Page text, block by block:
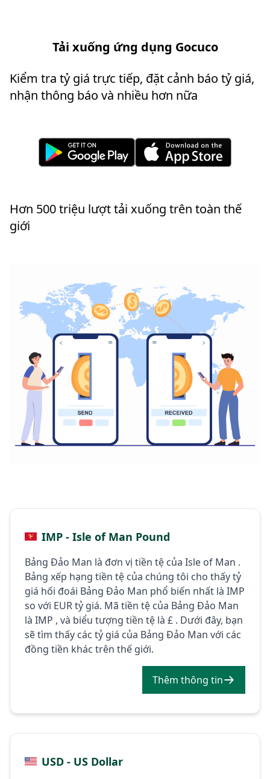
Tải xuống ứng dụng Gocuco
Kiểm tra tỷ giá trực tiếp, đặt cảnh báo tỷ giá,
nhận thông báo và nhiều hơn nữa
Hơn 500 triệu lượt tải xuống trên toàn thế
giới
IMP - Isle of Man Pound
Bảng Đảo Man là đơn vị tiền tệ của Isle of Man .
Bảng xếp hạng tiền tệ của chúng tôi cho thấy tỷ
giá hối đoái Bảng Đảo Man phổ biến nhất là IMP
so với EUR tỷ giá. Mã tiền tệ của Bảng Đảo Man
là IMP , và biểu tượng tiền tệ là £ . Dưới đây, bạn
sẽ tìm thấy các tỷ giá của Bảng Đảo Man với các
đồng tiền khác trên thế giới.
Thêm thông tin
USD - US Dollar